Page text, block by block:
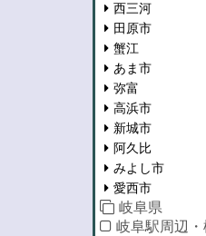
西三河
田原市
蟹江
あま市
弥富
高浜市
新城市
阿久比
みよし市
愛西市
岐阜県
岐阜駅周辺